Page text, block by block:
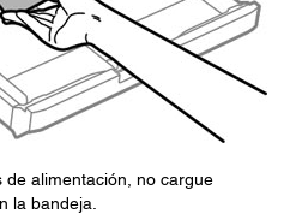
de alimentación, no cargue
la bandeja.